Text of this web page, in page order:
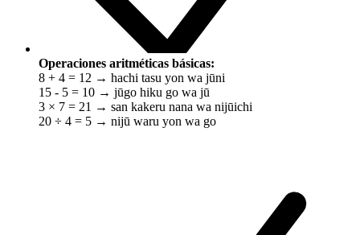
Operaciones aritméticas básicas:
8 + 4 = 12 → hachi tasu yon wa jūni
15 - 5 = 10 → jūgo hiku go wa jū
3 × 7 = 21 → san kakeru nana wa nijūichi
20 ÷ 4 = 5 → nijū waru yon wa go